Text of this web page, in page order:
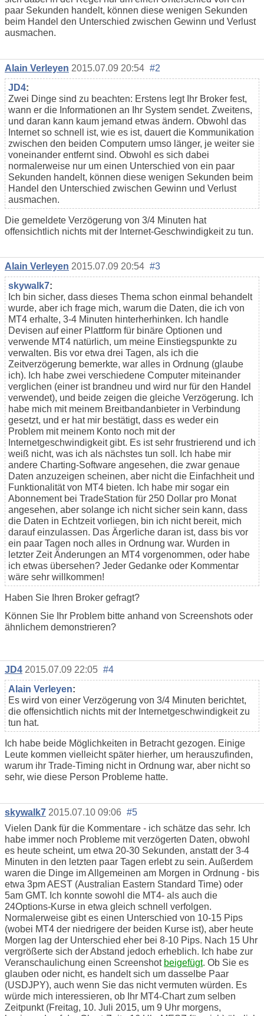
paar Sekunden handelt, können diese wenigen Sekunden
beim Handel den Unterschied zwischen Gewinn und Verlust
ausmachen.
Alain Verleyen 2015.07.09 20:54 #2
JD4:
Zwei Dinge sind zu beachten: Erstens legt Ihr Broker fest,
wann er die Informationen an Ihr System sendet. Zweitens,
und daran kann kaum jemand etwas ändern. Obwohl das
Internet so schnell ist, wie es ist, dauert die Kommunikation
zwischen den beiden Computern umso länger, je weiter sie
voneinander entfernt sind. Obwohl es sich dabei
normalerweise nur um einen Unterschied von ein paar
Sekunden handelt, können diese wenigen Sekunden beim
Handel den Unterschied zwischen Gewinn und Verlust
ausmachen.
Die gemeldete Verzögerung von 3/4 Minuten hat
offensichtlich nichts mit der Internet-Geschwindigkeit zu tun.
Alain Verleyen 2015.07.09 20:54 #3
skywalk7:
Ich bin sicher, dass dieses Thema schon einmal behandelt
wurde, aber ich frage mich, warum die Daten, die ich von
MT4 erhalte, 3-4 Minuten hinterherhinken. Ich handle
Devisen auf einer Plattform für binäre Optionen und
verwende MT4 natürlich, um meine Einstiegspunkte zu
verwalten. Bis vor etwa drei Tagen, als ich die
Zeitverzögerung bemerkte, war alles in Ordnung (glaube
ich). Ich habe zwei verschiedene Computer miteinander
verglichen (einer ist brandneu und wird nur für den Handel
verwendet), und beide zeigen die gleiche Verzögerung. Ich
habe mich mit meinem Breitbandanbieter in Verbindung
gesetzt, und er hat mir bestätigt, dass es weder ein
Problem mit meinem Konto noch mit der
Internetgeschwindigkeit gibt. Es ist sehr frustrierend und ich
weiß nicht, was ich als nächstes tun soll. Ich habe mir
andere Charting-Software angesehen, die zwar genaue
Daten anzuzeigen scheinen, aber nicht die Einfachheit und
Funktionalität von MT4 bieten. Ich habe mir sogar ein
Abonnement bei TradeStation für 250 Dollar pro Monat
angesehen, aber solange ich nicht sicher sein kann, dass
die Daten in Echtzeit vorliegen, bin ich nicht bereit, mich
darauf einzulassen. Das Ärgerliche daran ist, dass bis vor
ein paar Tagen noch alles in Ordnung war. Wurden in
letzter Zeit Änderungen an MT4 vorgenommen, oder habe
ich etwas übersehen? Jeder Gedanke oder Kommentar
wäre sehr willkommen!
Haben Sie Ihren Broker gefragt?
Können Sie Ihr Problem bitte anhand von Screenshots oder
ähnlichem demonstrieren?
JD4 2015.07.09 22:05 #4
Alain Verleyen:
Es wird von einer Verzögerung von 3/4 Minuten berichtet,
die offensichtlich nichts mit der Internetgeschwindigkeit zu
tun hat.
Ich habe beide Möglichkeiten in Betracht gezogen. Einige
Leute kommen vielleicht später hierher, um herauszufinden,
warum ihr Trade-Timing nicht in Ordnung war, aber nicht so
sehr, wie diese Person Probleme hatte.
skywalk7 2015.07.10 09:06 #5
Vielen Dank für die Kommentare - ich schätze das sehr. Ich
habe immer noch Probleme mit verzögerten Daten, obwohl
es heute scheint, um etwa 20-30 Sekunden, anstatt der 3-4
Minuten in den letzten paar Tagen erlebt zu sein. Außerdem
waren die Dinge im Allgemeinen am Morgen in Ordnung - bis
etwa 3pm AEST (Australian Eastern Standard Time) oder
5am GMT. Ich konnte sowohl die MT4- als auch die
24Options-Kurse in etwa gleich schnell verfolgen.
Normalerweise gibt es einen Unterschied von 10-15 Pips
(wobei MT4 der niedrigere der beiden Kurse ist), aber heute
Morgen lag der Unterschied eher bei 8-10 Pips. Nach 15 Uhr
vergrößerte sich der Abstand jedoch erheblich. Ich habe zur
Veranschaulichung einen Screenshot beigefügt. Ob Sie es
glauben oder nicht, es handelt sich um dasselbe Paar
(USDJPY), auch wenn Sie das nicht vermuten würden. Es
würde mich interessieren, ob Ihr MT4-Chart zum selben
Zeitpunkt (Freitag, 10. Juli 2015, um 9 Uhr morgens,